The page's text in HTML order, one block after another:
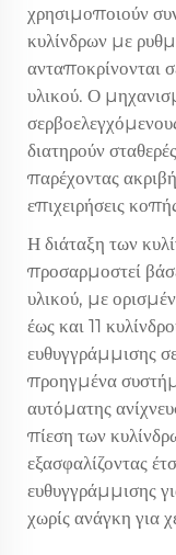
χρησιμοποιούν
κυλίνδρων με
ανταποκρίνονται
υλικού. Ο
διατηρούν
παρέχοντας
επιχειρήσεις
Η διάταξη των
προσαρμοστεί
υλικού, με
έως και 11
ευθυγγράμμισης
προηγμένα
αυτόματης
πίεση των
εξασφαλίζοντας
ευθυγγράμμισης
χωρίς ανάγκη για